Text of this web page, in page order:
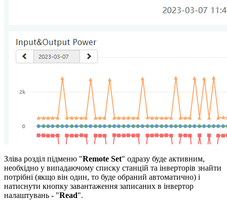
Зліва розділ підменю "Remote Set" одразу буде активним,
необхідно у випадаючому списку станцій та інверторів знайти
потрібні (якщо він один, то буде обраний автоматично) і
натиснути кнопку завантаження записаних в інвертор
налаштувань - "Read".